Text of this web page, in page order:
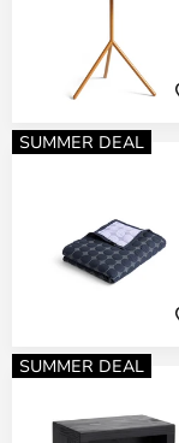
SUMMER DEAL
SUMMER DEAL